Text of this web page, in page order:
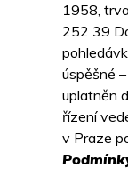
1958,
252 39
úspěšné
uplatněn
řízení
v Praze